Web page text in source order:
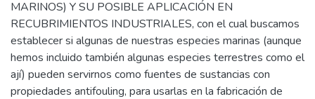
MARINOS) Y SU POSIBLE APLICACIÓN EN
RECUBRIMIENTOS INDUSTRIALES, con el cual buscamos
establecer si algunas de nuestras especies marinas (aunque
hemos incluido también algunas especies terrestres como el
ají) pueden servirnos como fuentes de sustancias con
propiedades antifouling, para usarlas en la fabricación de